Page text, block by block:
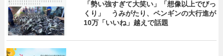
「勢い強すぎて大笑い」「想像以上でびっ
くり」 うみがたり、ペンギンの大行進が
10万「いいね」越えで話題